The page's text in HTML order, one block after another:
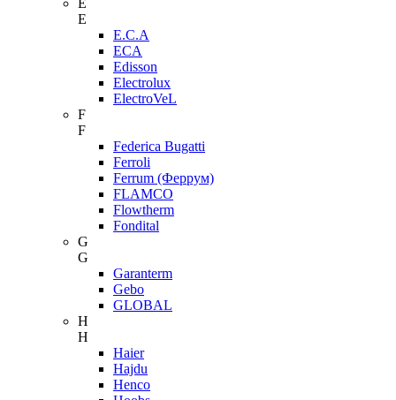
E
E
E.C.A
ECA
Edisson
Electrolux
ElectroVeL
F
F
Federica Bugatti
Ferroli
Ferrum (Феррум)
FLAMCO
Flowtherm
Fondital
G
G
Garanterm
Gebo
GLOBAL
H
H
Haier
Hajdu
Henco